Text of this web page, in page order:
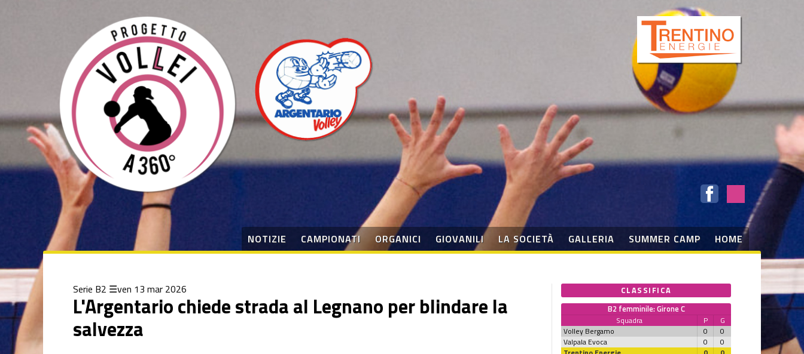
NOTIZIE CAMPIONATI ORGANICI GIOVANILI LA SOCIETÀ GALLERIA SUMMER CAMP HOME
Serie B2 ven 13 mar 2026
L'Argentario chiede strada al Legnano per blindare la
salvezza
Settore
Giovanile
Summer
Tecnica
Varie
CLASSIFICA
B2 femminile: Girone C
Squadra P
G
Volley Bergamo
0
0
Valpala Evoca
0
0